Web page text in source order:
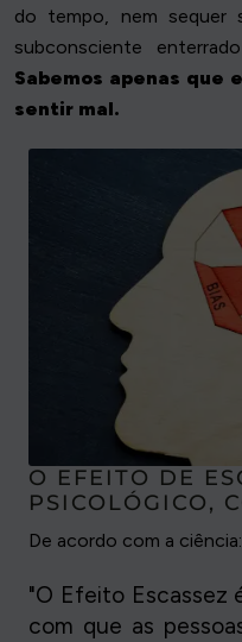
do tempo, nem sequer
subconsciente
Sabemos apenas que
sentir mal.
O EFEITO DE
PSICOLÓGICO,
De acordo com a ciência:
"O Efeito Escassez
com que as